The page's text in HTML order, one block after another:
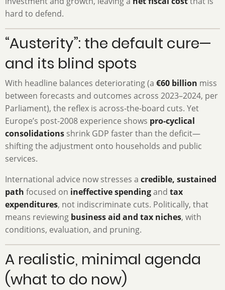
hard to defend.
“Austerity”: the default cure—
and its blind spots
With headline balances deteriorating (a €60 billion miss
between forecasts and outcomes across 2023–2024, per
Parliament), the reflex is across-the-board cuts. Yet
Europe’s post-2008 experience shows pro-cyclical
consolidations shrink GDP faster than the deficit—
shifting the adjustment onto households and public
services.
International advice now stresses a credible, sustained
path focused on ineffective spendingand tax
expenditures, not indiscriminate cuts. Politically, that
means reviewing business aid and tax niches, with
conditions, evaluation, and pruning.
A realistic, minimal agenda
(what to do now)